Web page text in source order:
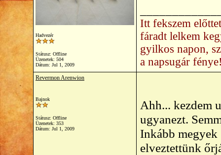
Hadvezér
Státusz: Offline
Üzenetek: 504
Dátum: Jul 1, 2009
Itt fekszem
fáradt lelkem
gyilkos napon,
a napsugár
Revermon Arenwion
Bajnok
Státusz: Offline
Üzenetek: 353
Dátum: Jul 1, 2009
Ahh... kezdem
ugyanezt.
Inkább megyek
elveztettünk